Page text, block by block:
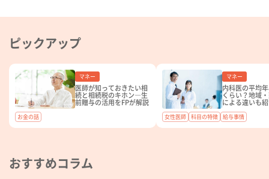
ピックアップ
マネー
医師が知っておきたい相
続と相続税のキホン―生
前贈与の活用をFPが解説
お金の話
マネー
内科医の平均
くらい？地域
による違いも
女性医師 科目の特徴 給与事情
おすすめコラム